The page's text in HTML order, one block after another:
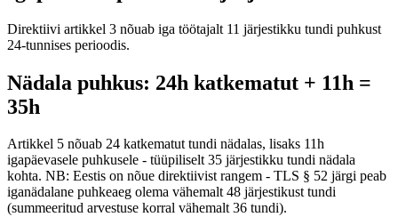
Direktiivi artikkel 3 nõuab iga töötajalt 11 järjestikku tundi puhkust
24-tunnises perioodis.
Nädala puhkus: 24h katkematut + 11h =
35h
Artikkel 5 nõuab 24 katkematut tundi nädalas, lisaks 11h
igapäevasele puhkusele - tüüpiliselt 35 järjestikku tundi nädala
kohta. NB: Eestis on nõue direktiivist rangem - TLS § 52 järgi peab
iganädalane puhkeaeg olema vähemalt 48 järjestikust tundi
(summeeritud arvestuse korral vähemalt 36 tundi).